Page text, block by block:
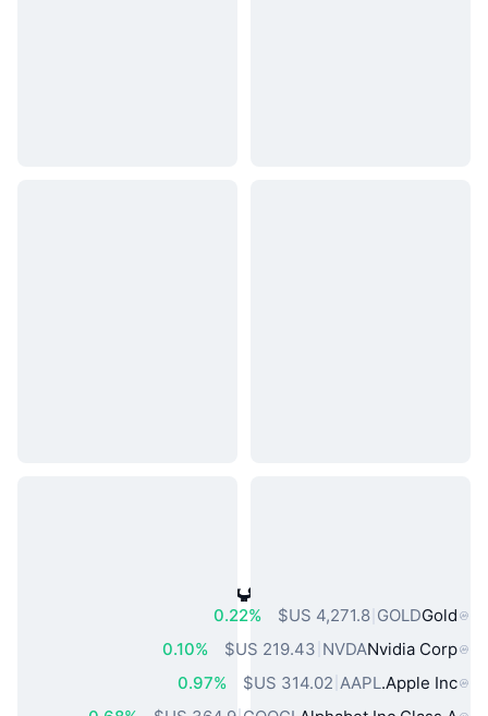
أصول العالم الحقيقي الشائعة
Gold
GOLD
‏‏4,271.8 US$
0.22%
Nvidia Corp
NVDA
0.10%
Apple Inc.
AAPL
0.97%